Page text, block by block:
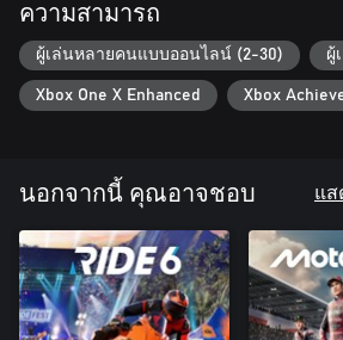
ความสามารถ
ผู้เล่นหลายคนแบบออนไลน์ (2-30) ผู้
Xbox One X Enhanced Xbox
นอกจากนี้ คุณอาจชอบ แ